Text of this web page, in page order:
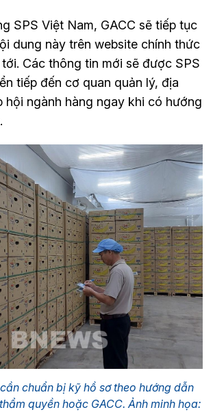
SPS Việt Nam, GACC sẽ tiếp tục
dung này trên website chính thức
Các thông tin mới sẽ được SPS
tiếp đến cơ quan quản lý, địa
hội ngành hàng ngay khi có hướng
chuẩn bị kỹ hồ sơ theo hướng dẫn
quyền hoặc GACC. Ảnh minh họa: